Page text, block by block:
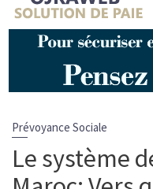
Blog
Home
Prévoyance Sociale
Le système